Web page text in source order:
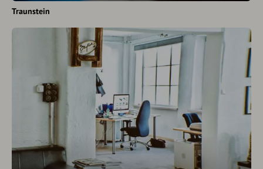
Traunstein